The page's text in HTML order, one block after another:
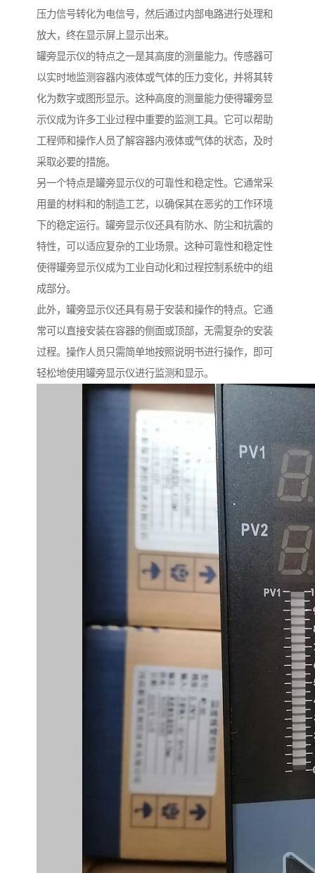
压力信号转化为电信号，然后通过内部电路进行处理和
放大，终在显示屏上显示出来。
罐旁显示仪的特点之一是其高度的测量能力。传感器可
以实时地监测容器内液体或气体的压力变化，并将其转
化为数字或图形显示。这种高度的测量能力使得罐旁显
示仪成为许多工业过程中重要的监测工具。它可以帮助
工程师和操作人员了解容器内液体或气体的状态，及时
采取必要的措施。
另一个特点是罐旁显示仪的可靠性和稳定性。它通常采
用量的材料和的制造工艺，以确保其在恶劣的工作环境
下的稳定运行。罐旁显示仪还具有防水、防尘和抗震的
特性，可以适应复杂的工业场景。这种可靠性和稳定性
使得罐旁显示仪成为工业自动化和过程控制系统中的组
成部分。
此外，罐旁显示仪还具有易于安装和操作的特点。它通
常可以直接安装在容器的侧面或顶部，无需复杂的安装
过程。操作人员只需简单地按照说明书进行操作，即可
轻松地使用罐旁显示仪进行监测和显示。